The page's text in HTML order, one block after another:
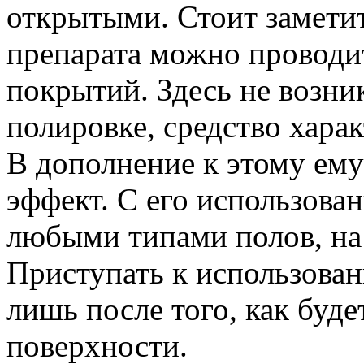
открытыми. Стоит
препарата можно
покрытий. Здесь не
полировке, средство
В дополнение к этому
эффект. С его
любыми типами полов, на
Приступать к
лишь после того, как
поверхности.